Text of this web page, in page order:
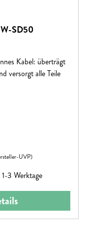
SD50
Kabel: überträgt
versorgt alle Teile
UVP)
3 Werktage